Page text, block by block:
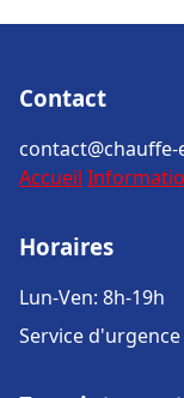
Contact
Accueil
Horaires
Lun-Ven: 8h-19h
Service